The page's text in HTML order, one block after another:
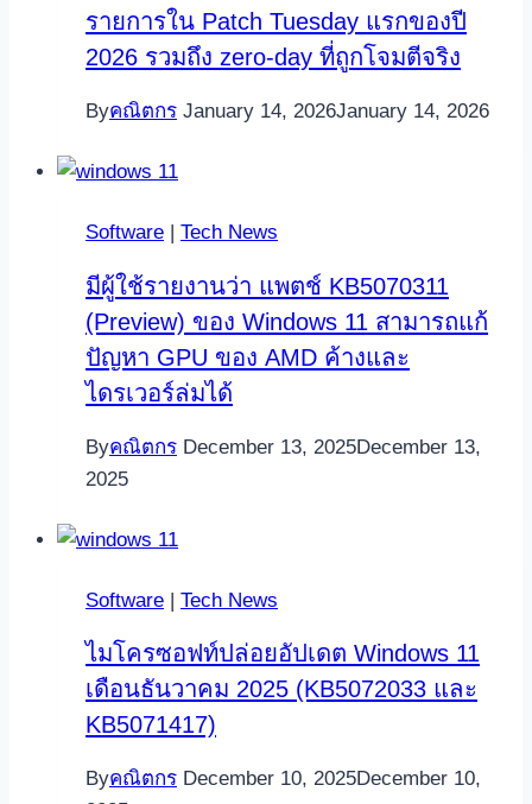
รายการใน Patch Tuesday แรกของปี
2026 รวมถึง zero-day ที่ถูกโจมตีจริง
Byคณิตกร January 14, 2026January 14, 2026
Software | Tech News
มีผู้ใช้รายงานว่า แพตช์ KB5070311
(Preview) ของ Windows 11 สามารถแก้
ปัญหา GPU ของ AMD ค้างและ
ไดรเวอร์ล่มได้
Byคณิตกร December 13, 2025December 13,
2025
Software | Tech News
ไมโครซอฟท์ปล่อยอัปเดต Windows 11
เดือนธันวาคม 2025 (KB5072033 และ
KB5071417)
Byคณิตกร December 10, 2025December 10,